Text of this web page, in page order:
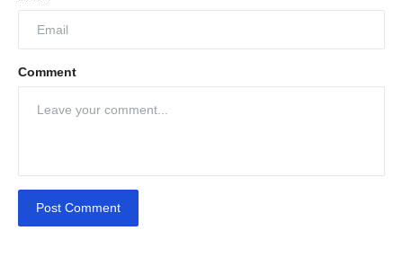
Comment
Post Comment